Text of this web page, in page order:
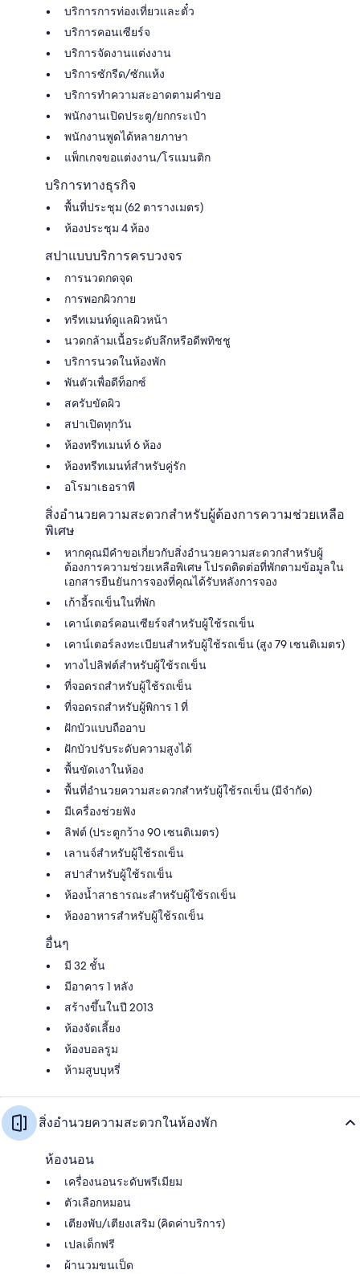
บริการการท่องเที่ยวและตั๋ว
บริการคอนเซียร์จ
บริการจัดงานแต่งงาน
บริการซักรีด/ซักแห้ง
บริการทำความสะอาดตามคำขอ
พนักงานเปิดประตู/ยกกระเป๋า
พนักงานพูดได้หลายภาษา
แพ็กเกจขอแต่งงาน/โรแมนติก
บริการทางธุรกิจ
พื้นที่ประชุม (62 ตารางเมตร)
ห้องประชุม 4 ห้อง
สปาแบบบริการครบวงจร
การนวดกดจุด
การพอกผิวกาย
ทรีทเมนท์ดูแลผิวหน้า
นวดกล้ามเนื้อระดับลึกหรือดีพทิชชู
บริการนวดในห้องพัก
พันตัวเพื่อดีท็อกซ์
สครับขัดผิว
สปาเปิดทุกวัน
ห้องทรีทเมนท์ 6 ห้อง
ห้องทรีทเมนท์สำหรับคู่รัก
อโรมาเธอราพี
สิ่งอำนวยความสะดวกสำหรับผู้ต้องการความช่วยเหลือ
พิเศษ
หากคุณมีคำขอเกี่ยวกับสิ่งอำนวยความสะดวกสำหรับผู้
ต้องการความช่วยเหลือพิเศษ โปรดติดต่อที่พักตามข้อมูลใน
เอกสารยืนยันการจองที่คุณได้รับหลังการจอง
เก้าอี้รถเข็นในที่พัก
เคาน์เตอร์คอนเซียร์จสำหรับผู้ใช้รถเข็น
เคาน์เตอร์ลงทะเบียนสำหรับผู้ใช้รถเข็น (สูง 79 เซนติเมตร)
ทางไปลิฟต์สำหรับผู้ใช้รถเข็น
ที่จอดรถสำหรับผู้ใช้รถเข็น
ที่จอดรถสำหรับผู้พิการ 1 ที่
ฝักบัวแบบถืออาบ
ฝักบัวปรับระดับความสูงได้
พื้นขัดเงาในห้อง
พื้นที่อำนวยความสะดวกสำหรับผู้ใช้รถเข็น (มีจำกัด)
มีเครื่องช่วยฟัง
ลิฟต์ (ประตูกว้าง 90 เซนติเมตร)
เลานจ์สำหรับผู้ใช้รถเข็น
สปาสำหรับผู้ใช้รถเข็น
ห้องน้ำสาธารณะสำหรับผู้ใช้รถเข็น
ห้องอาหารสำหรับผู้ใช้รถเข็น
อื่นๆ
มี 32 ชั้น
มีอาคาร 1 หลัง
สร้างขึ้นในปี 2013
ห้องจัดเลี้ยง
ห้องบอลรูม
ห้ามสูบบุหรี่
สิ่งอำนวยความสะดวกในห้องพัก
ห้องนอน
เครื่องนอนระดับพรีเมียม
ตัวเลือกหมอน
เตียงพับ/เตียงเสริม (คิดค่าบริการ)
เปลเด็กฟรี
ผ้านวมขนเป็ด